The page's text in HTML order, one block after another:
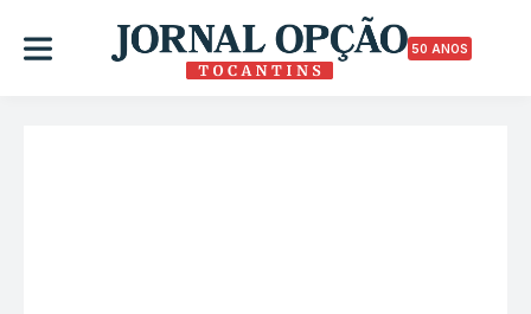
50 ANOS